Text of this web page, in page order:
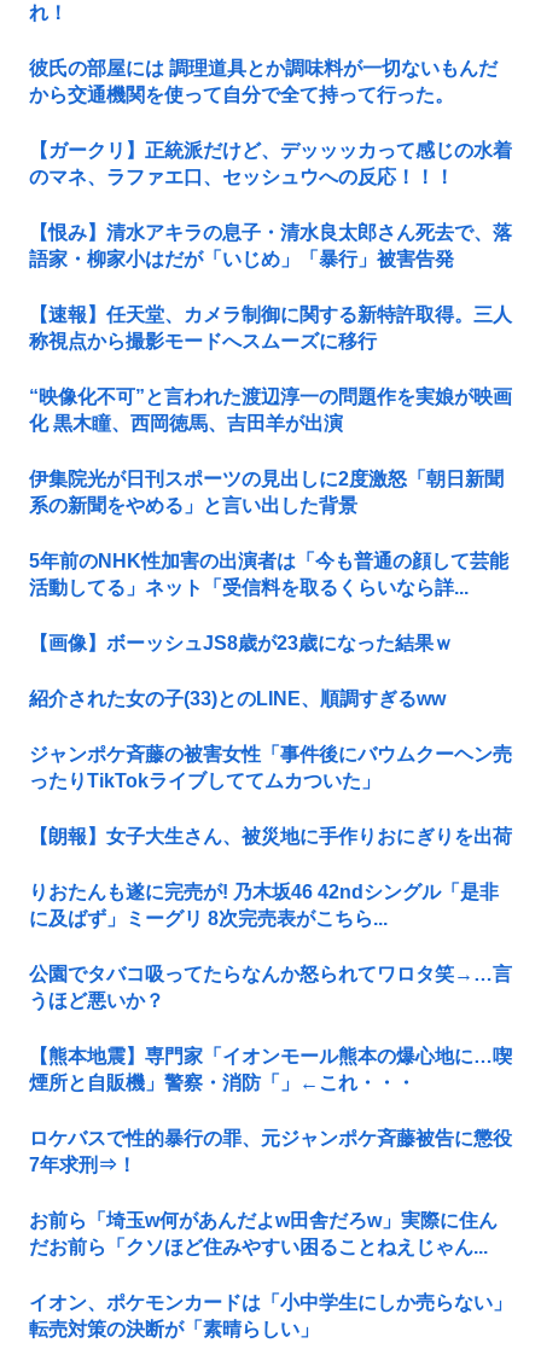
れ！
彼氏の部屋には 調理道具とか調味料が一切ないもんだ
から交通機関を使って自分で全て持って行った。
【ガークリ】正統派だけど、デッッッカって感じの水着
のマネ、ラファエ口、セッシュウへの反応！！！
【恨み】清水アキラの息子・清水良太郎さん死去で、落
語家・柳家小はだが「いじめ」「暴行」被害告発
【速報】任天堂、カメラ制御に関する新特許取得。三人
称視点から撮影モードへスムーズに移行
“映像化不可”と言われた渡辺淳一の問題作を実娘が映画
化 黒木瞳、西岡徳馬、吉田羊が出演
伊集院光が日刊スポーツの見出しに2度激怒「朝日新聞
系の新聞をやめる」と言い出した背景
5年前のNHK性加害の出演者は「今も普通の顔して芸能
活動してる」ネット「受信料を取るくらいなら詳...
【画像】ボーッシュJS8歳が23歳になった結果ｗ
紹介された女の子(33)とのLINE、順調すぎるww
ジャンポケ斉藤の被害女性「事件後にバウムクーヘン売
ったりTikTokライブしててムカついた」
【朗報】女子大生さん、被災地に手作りおにぎりを出荷
りおたんも遂に完売が! 乃木坂46 42ndシングル「是非
に及ばず」ミーグリ 8次完売表がこちら...
公園でタバコ吸ってたらなんか怒られてワロタ笑→…言
うほど悪いか？
【熊本地震】専門家「イオンモール熊本の爆心地に…喫
煙所と自販機」警察・消防「」←これ・・・
ロケバスで性的暴行の罪、元ジャンポケ斉藤被告に懲役
7年求刑⇒！
お前ら「埼玉w何があんだよw田舎だろw」実際に住ん
だお前ら「クソほど住みやすい困ることねえじゃん...
イオン、ポケモンカードは「小中学生にしか売らない」
転売対策の決断が「素晴らしい」